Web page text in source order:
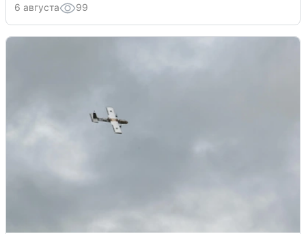
6 августа 99